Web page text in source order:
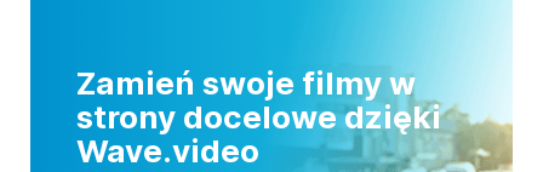
Zamień swoje filmy w
strony docelowe dzięki
Wave.video